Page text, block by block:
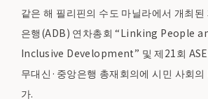
같은 해 필리핀의 수도 마닐라에서 개최
은행(ADB) 연차총회 “Linking People
Inclusive Development” 및 제21회
무대신·중앙은행 총재회의에 시민 사회
가.